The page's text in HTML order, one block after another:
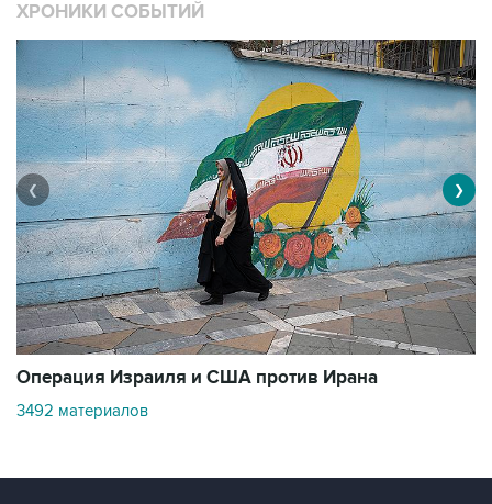
ХРОНИКИ СОБЫТИЙ
Операция Израиля и США против Ирана
3492 материалов
❮ ❯